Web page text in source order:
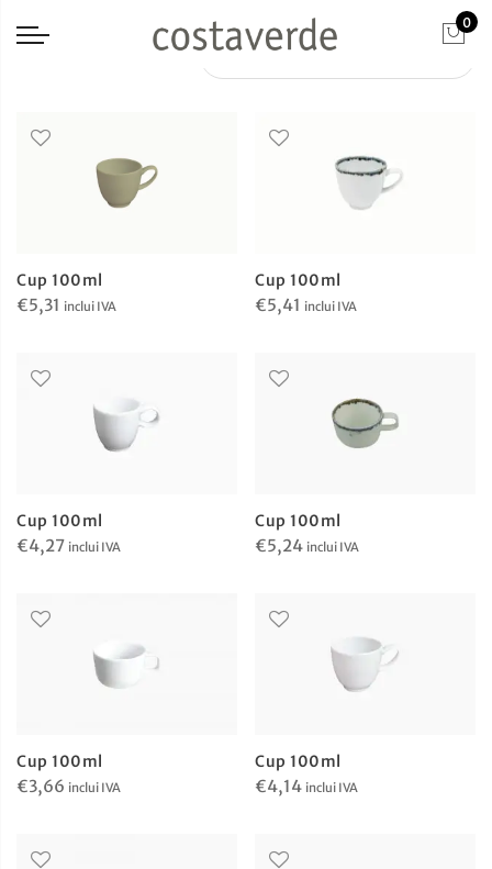
0
Cup 100ml
€5,31 inclui IVA
Cup 100ml
€5,41 inclui IVA
Cup 100ml
€4,27 inclui IVA
Cup 100ml
€5,24 inclui IVA
Cup 100ml
€3,66 inclui IVA
Cup 100ml
€4,14 inclui IVA